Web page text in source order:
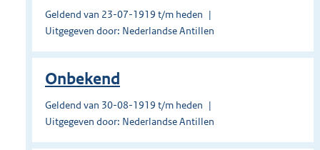
Geldend van 23-07-1919 t/m heden
Uitgegeven door: Nederlandse Antillen
Onbekend
Geldend van 30-08-1919 t/m heden
Uitgegeven door: Nederlandse Antillen